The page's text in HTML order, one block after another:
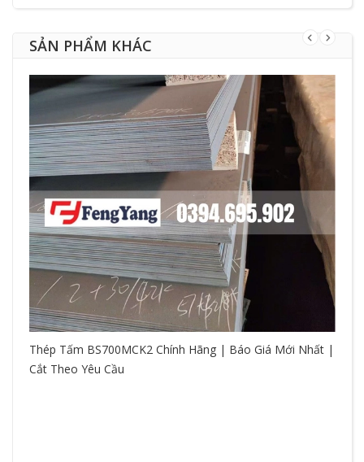
SẢN PHẨM KHÁC
Thép Tấm BS700MCK2 Chính Hãng | Báo Giá Mới Nhất |
Cắt Theo Yêu Cầu